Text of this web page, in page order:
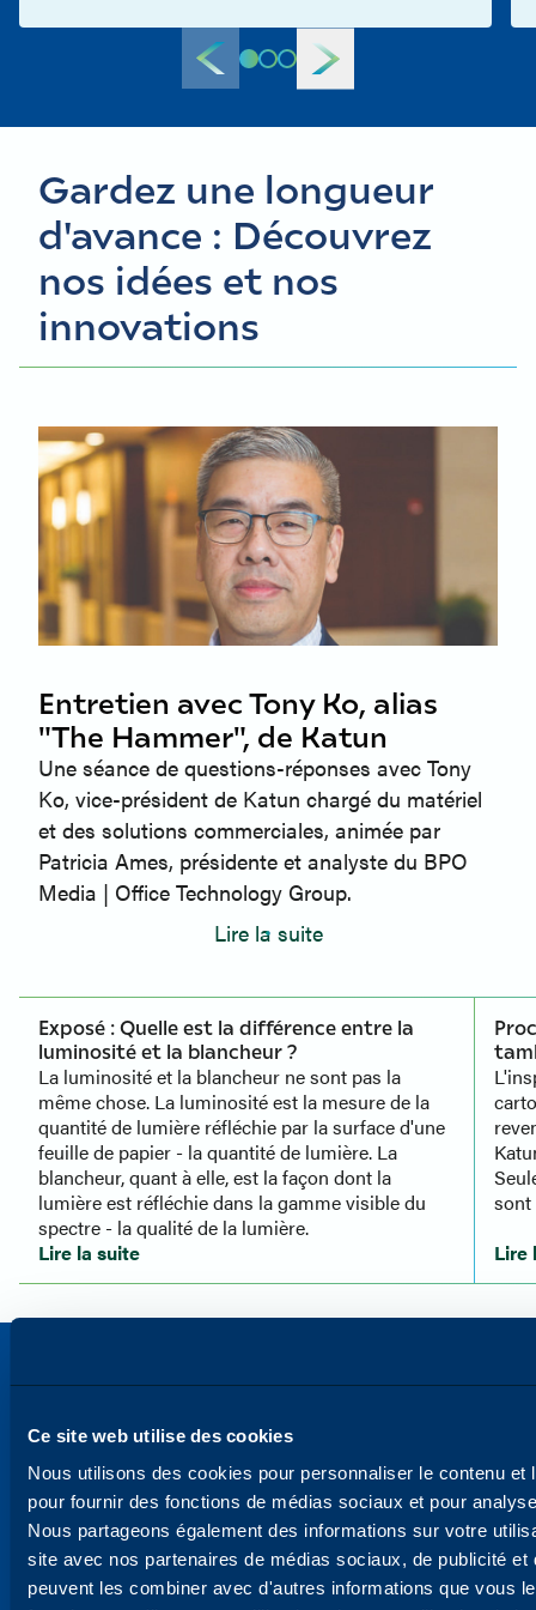
Ce site web utilise des cookies
Nous utilisons des cookies pour personnaliser le contenu et
pour fournir des fonctions de médias sociaux et pour
Nous partageons également des informations sur votre
site avec nos partenaires de médias sociaux, de publicité et
peuvent les combiner avec d'autres informations que vous
Gardez une longueur
d'avance : Découvrez
nos idées et nos
innovations
Entretien avec Tony Ko, alias
"The Hammer", de Katun
Une séance de questions-réponses avec Tony
Ko, vice-président de Katun chargé du matériel
et des solutions commerciales, animée par
Patricia Ames, présidente et analyste du BPO
Media | Office Technology Group.
Lire la suite
Exposé : Quelle est la différence entre la
luminosité et la blancheur ?
La luminosité et la blancheur ne sont pas la
même chose. La luminosité est la mesure de la
quantité de lumière réfléchie par la surface d'une
feuille de papier - la quantité de lumière. La
blancheur, quant à elle, est la façon dont la
lumière est réfléchie dans la gamme visible du
spectre - la qualité de la lumière.
Lire la suite
sont
Lire